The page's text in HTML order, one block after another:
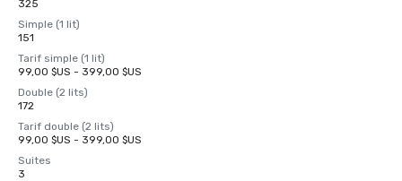
325
Simple (1 lit)
151
Tarif simple (1 lit)
99,00 $US - 399,00 $US
Double (2 lits)
172
Tarif double (2 lits)
99,00 $US - 399,00 $US
Suites
3